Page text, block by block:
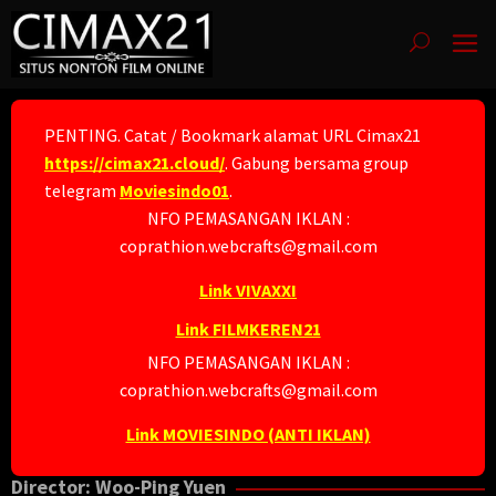
Skip
to
content
PENTING. Catat / Bookmark alamat URL Cimax21
https://cimax21.cloud/. Gabung bersama group
telegram Moviesindo01.
NFO PEMASANGAN IKLAN :
coprathion.webcrafts@gmail.com
Link VIVAXXI
Link FILMKEREN21
NFO PEMASANGAN IKLAN :
coprathion.webcrafts@gmail.com
Link MOVIESINDO (ANTI IKLAN)
Director: Woo-Ping Yuen